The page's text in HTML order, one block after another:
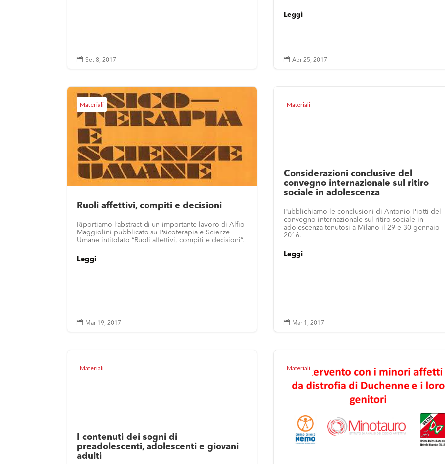
 Set 8, 2017
Leggi
 Apr 25, 2017
Materiali
Ruoli affettivi, compiti e decisioni
Riportiamo l’abstract di un importante lavoro di Alfio
Maggiolini pubblicato su Psicoterapia e Scienze
Umane intitolato “Ruoli affettivi, compiti e decisioni”.
Leggi
 Mar 19, 2017
Materiali
Considerazioni conclusive del
convegno internazionale sul ritiro
sociale in adolescenza
Pubblichiamo le conclusioni di Antonio Piotti del
convegno internazionale sul ritiro sociale in
adolescenza tenutosi a Milano il 29 e 30 gennaio
2016.
Leggi
 Mar 1, 2017
Materiali
I contenuti dei sogni di
preadolescenti, adolescenti e giovani
adulti
Materiali